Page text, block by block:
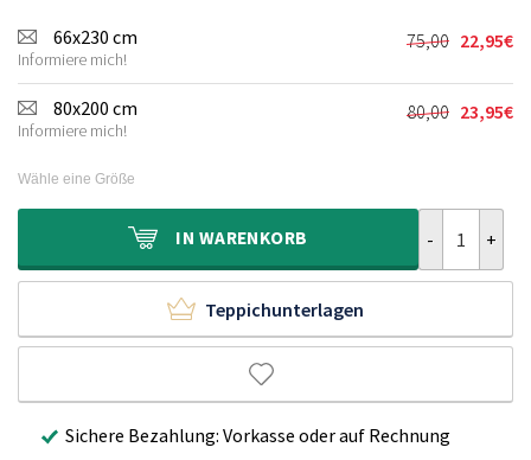
66x230 cm
Informiere mich!
75,00
Preis
war:
75,00€
22,95€
Aktueller
Preis
ist:
22,95€.
80x200 cm
Informiere mich!
80,00 23,95€
Aktueller
Wähle eine Größe
IN WARENKORB
Teppichunterlagen
Sichere Bezahlung: Vorkasse oder auf Rechnung